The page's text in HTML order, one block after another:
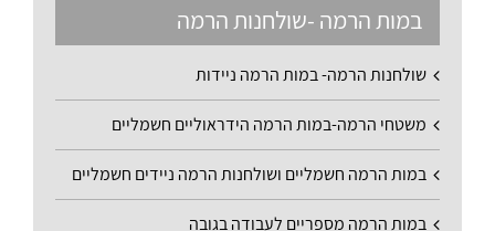
במות הרמה -שולחנות הרמה
שולחנות הרמה- במות הרמה ניידות
משטחי הרמה-במות הרמה הידראוליים חשמליים
במות הרמה חשמליים ושולחנות הרמה ניידים חשמליים
במות הרמה מספריים לעבודה בגובה